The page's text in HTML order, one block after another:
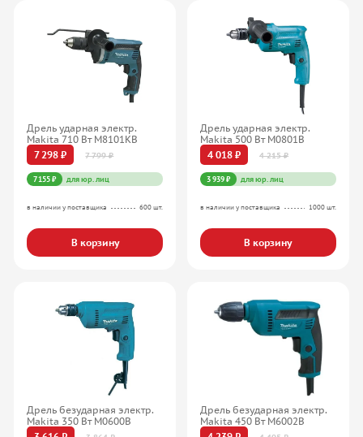
Дрель ударная электр.
Makita 710 Вт M8101KB
7 298 ₽
7 799 ₽
7 155 ₽ для юр. лиц
в наличии у поставщика 600 шт.
В корзину
Дрель ударная электр.
Makita 500 Вт M0801B
4 018 ₽
4 215 ₽
3 939 ₽ для юр. лиц
в наличии у поставщика 1000 шт.
В корзину
Дрель безударная электр.
Makita 350 Вт M0600B
Дрель безударная электр.
Makita 450 Вт M6002B